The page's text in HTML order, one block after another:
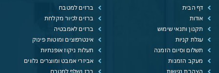
דף הבית
אודות
תקנון ותנאי שימוש
עגלת קניות
תשלום וסיום הזמנה
מעקב הזמנות
הצהרת נגישות
ברזים למטבח
ברזים לכיור מקלחת
ברזים לאמבטיה
אינטרפוצים ומוטות פינוק
תעלות ניקוז אופנתיות
אביזרי אמבט ומוצרים נלווים
ברז נשלף למטבח